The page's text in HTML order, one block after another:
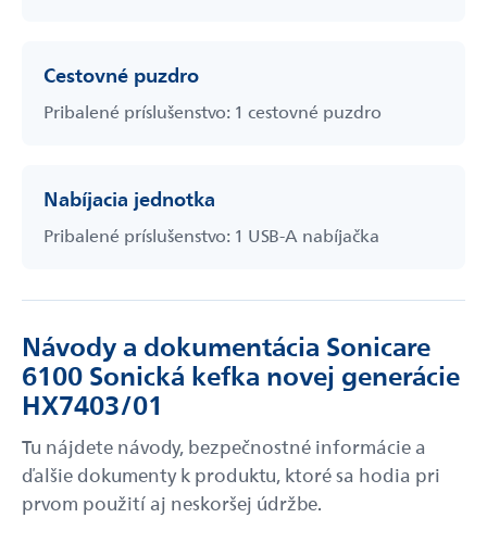
Cestovné puzdro
Pribalené príslušenstvo: 1 cestovné puzdro
Nabíjacia jednotka
Pribalené príslušenstvo: 1 USB-A nabíjačka
Návody a dokumentácia Sonicare
6100 Sonická kefka novej generácie
HX7403/01
Tu nájdete návody, bezpečnostné informácie a
ďalšie dokumenty k produktu, ktoré sa hodia pri
prvom použití aj neskoršej údržbe.